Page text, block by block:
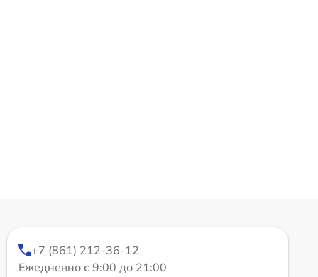
+7 (861) 212-36-12
Ежедневно с 9:00 до 21:00